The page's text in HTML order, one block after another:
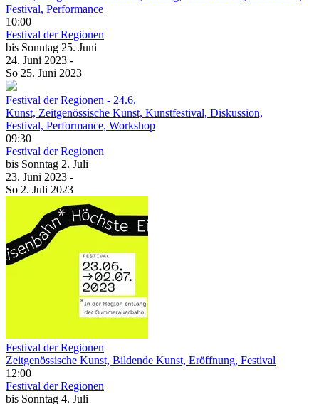
Festival, Performance
10:00
Festival der Regionen
bis Sonntag 25. Juni
24. Juni 2023 -
So 25. Juni 2023
Festival der Regionen - 24.6.
Kunst, Zeitgenössische Kunst, Kunstfestival, Diskussion,
Festival, Performance, Workshop
09:30
Festival der Regionen
bis Sonntag 2. Juli
23. Juni 2023 -
So 2. Juli 2023
Festival der Regionen
Zeitgenössische Kunst, Bildende Kunst, Eröffnung, Festival
12:00
Festival der Regionen
bis Sonntag 4. Juli